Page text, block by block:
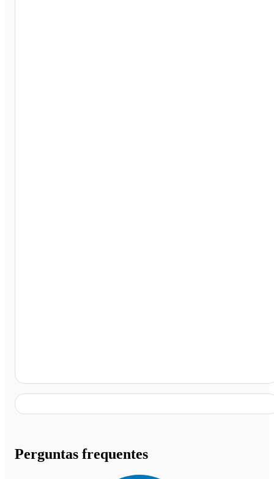
Perguntas frequentes